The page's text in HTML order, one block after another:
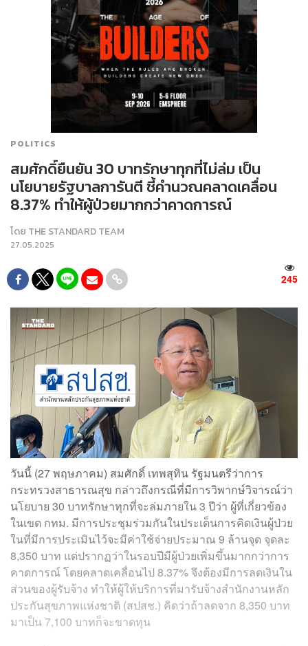
POLITICS
สมศักดิ์ยืนยัน 30 บาทรักษาทุกที่ไม่ล่ม เป็น
นโยบายรัฐบาลการันตี ชี้คำนวณคลาดเคลื่อน
8.37% ทำให้ผู้ป่วยมากกว่าคาดการณ์
โดย THE STANDARD TEAM
27.05.2025
245
วันนี้ (27 พฤษภาคม) สมศักดิ์ เทพสุทิน รัฐมนตรีว่าการ
กระทรวงสาธารณสุข กล่าวถึงกรณีที่มีการวิพากษ์วิจารณ์ว่า
นโยบาย 30 บาทรักษาทุกที่จะล่มภายใน 3 ปีว่า ผู้ที่เกี่ยวข้อง
ในเขต กทม. มีการประชุมร่วมกันในประเด็นการคิดเงินผู้ป่วย
ในที่มีการประเมินไว้จะมีค่าใช้จ่ายประมาณ 9 ล้านจุด จุดละ
8,350 บาท แต่ปรากฏว่าในรอบปีมีผู้ป่วยเพิ่มขึ้นมากกว่าการ
คาดการณ์ โดยคลาดเคลื่อนไป 8.37% จึงต้องมีการลดเงินใน
ส่วนของผู้รับจ้าง ทำให้ผู้ให้บริการที่มารับจ้างสำนักงานหลัก
ประกันสุขภาพแห่งชาติ (สปสช.) คิดว่าถ้าลดจาก 8,350 บาท
มาเป็น 7,100 บาทก็จะขาดทุน